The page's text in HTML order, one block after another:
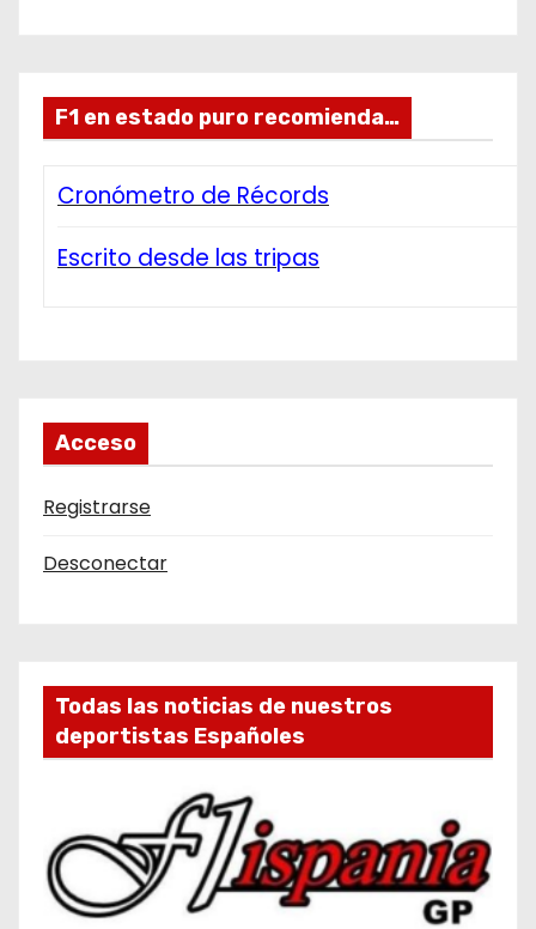
F1 en estado puro recomienda…
Cronómetro de Récords
Escrito desde las tripas
Acceso
Registrarse
Desconectar
Todas las noticias de nuestros
deportistas Españoles